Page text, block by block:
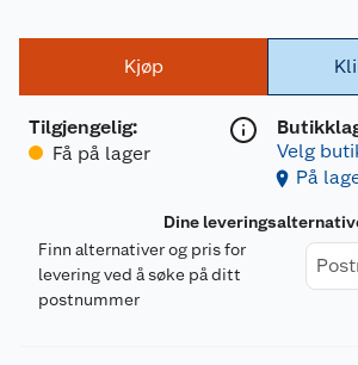
Kjøp
Tilgjengelig:
Få på lager
Velg
På
Dine
Finn alternativer og pris for
levering ved å søke på ditt
postnummer